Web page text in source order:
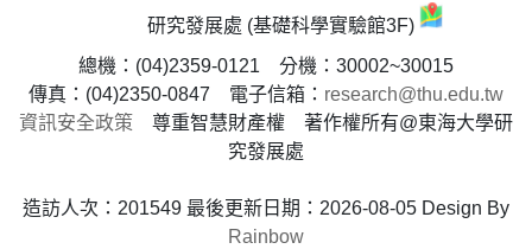
研究發展處 (基礎科學實驗館3F)
總機：(04)2359-0121 分機：30002~30015
傳真：(04)2350-0847 電子信箱： research@thu.edu.tw
資訊安全政策 尊重智慧財產權 著作權所有@東海大學研
究發展處
造訪人次：201549 最後更新日期：2026-08-05 Design By
Rainbow